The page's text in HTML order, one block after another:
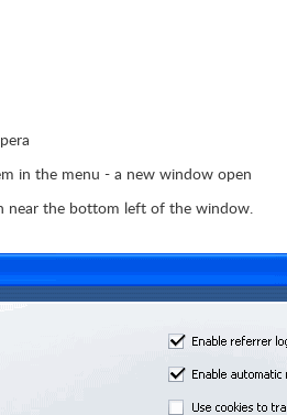
in the menu - a new window open
near the bottom left of the window.